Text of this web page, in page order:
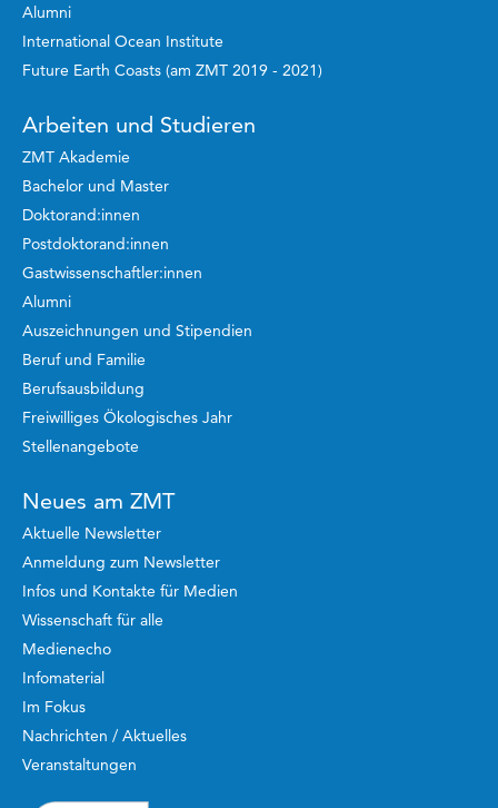
Alumni
International Ocean Institute
Future Earth Coasts (am ZMT 2019 - 2021)
Arbeiten und Studieren
ZMT Akademie
Bachelor und Master
Doktorand:innen
Postdoktorand:innen
Gastwissenschaftler:innen
Alumni
Auszeichnungen und Stipendien
Beruf und Familie
Berufsausbildung
Freiwilliges Ökologisches Jahr
Stellenangebote
Neues am ZMT
Aktuelle Newsletter
Anmeldung zum Newsletter
Infos und Kontakte für Medien
Wissenschaft für alle
Medienecho
Infomaterial
Im Fokus
Nachrichten / Aktuelles
Veranstaltungen